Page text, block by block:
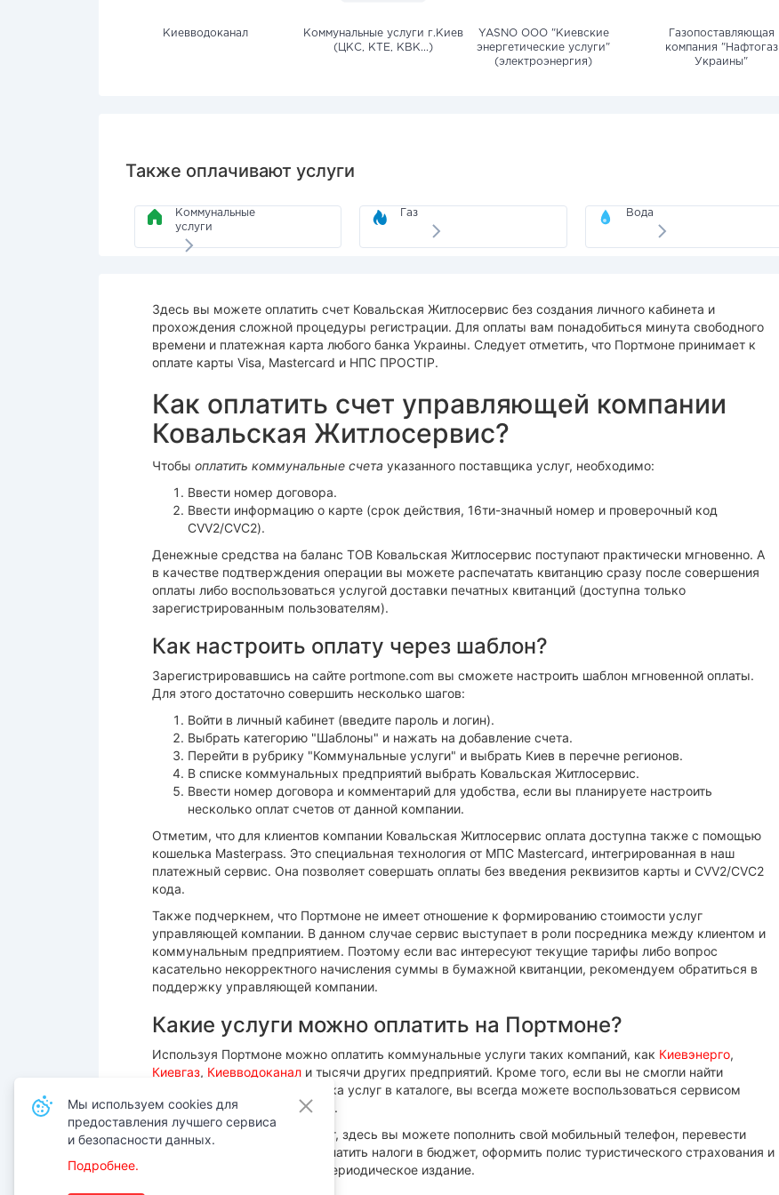
Киевводоканал
Коммунальные услуги г.Киев
(ЦКС, КТЕ, КВК...)
YASNO OOO "Киевские
энергетические услуги"
(электроэнергия)
Газопоставляющая
компания "Нафтогаз
Украины"
Также оплачивают услуги
Коммунальные
услуги
Газ Вода
Здесь вы можете оплатить счет Ковальская Житлосервис без создания личного кабинета и
прохождения сложной процедуры регистрации. Для оплаты вам понадобиться минута свободного
времени и платежная карта любого банка Украины. Следует отметить, что Портмоне принимает к
оплате карты Visa, Mastercard и НПС ПРОСТІР.
Как оплатить счет управляющей компании
Ковальская Житлосервис?
Чтобы оплатить коммунальные счета указанного поставщика услуг, необходимо:
Ввести номер договора.
Ввести информацию о карте (срок действия, 16ти-значный номер и проверочный код
CVV2/CVC2).
Денежные средства на баланс ТОВ Ковальская Житлосервис поступают практически мгновенно. А
в качестве подтверждения операции вы можете распечатать квитанцию сразу после совершения
оплаты либо воспользоваться услугой доставки печатных квитанций (доступна только
зарегистрированным пользователям).
Как настроить оплату через шаблон?
Зарегистрировавшись на сайте portmone.com вы сможете настроить шаблон мгновенной оплаты.
Для этого достаточно совершить несколько шагов:
Войти в личный кабинет (введите пароль и логин).
Выбрать категорию "Шаблоны" и нажать на добавление счета.
Перейти в рубрику "Коммунальные услуги" и выбрать Киев в перечне регионов.
В списке коммунальных предприятий выбрать Ковальская Житлосервис.
Ввести номер договора и комментарий для удобства, если вы планируете настроить
несколько оплат счетов от данной компании.
Отметим, что для клиентов компании Ковальская Житлосервис оплата доступна также с помощью
кошелька Masterpass. Это специальная технология от МПС Mastercard, интегрированная в наш
платежный сервис. Она позволяет совершать оплаты без введения реквизитов карты и CVV2/CVC2
кода.
Также подчеркнем, что Портмоне не имеет отношение к формированию стоимости услуг
управляющей компании. В данном случае сервис выступает в роли посредника между клиентом и
коммунальным предприятием. Поэтому если вас интересуют текущие тарифы либо вопрос
касательно некорректного начисления суммы в бумажной квитанции, рекомендуем обратиться в
поддержку управляющей компании.
Какие услуги можно оплатить на Портмоне?
Используя Портмоне можно оплатить коммунальные услуги таких компаний, как Киевэнерго,
Киевгаз, Киевводоканал и тысячи других предприятий. Кроме того, если вы не смогли найти
необходимого вам поставщика услуг в каталоге, вы всегда можете воспользоваться сервисом
оплаты счетов по реквизитам.
Помимо коммунальных услуг, здесь вы можете пополнить свой мобильный телефон, перевести
деньги с карты на карту, заплатить налоги в бюджет, оформить полис туристического страхования и
даже выписать то или иное периодическое издание.
Мы используем cookies для
предоставления лучшего сервиса
и безопасности данных.
Подробнее.